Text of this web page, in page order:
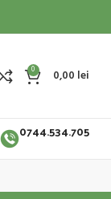
0 0,00 lei
0744.534.705